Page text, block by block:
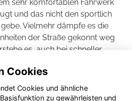
sehr komfortablen Fahrwerk
und das nicht den sportlich
Vielmehr dämpfe es die
der Straße gekonnt weg
es, auch bei schneller
zu vermeiden. „Hinzu
eine Lenkung, die feinnervig aus
arbeitet und damit gerade
Cookies
Cookies und ähnliche
zu gewährleisten und